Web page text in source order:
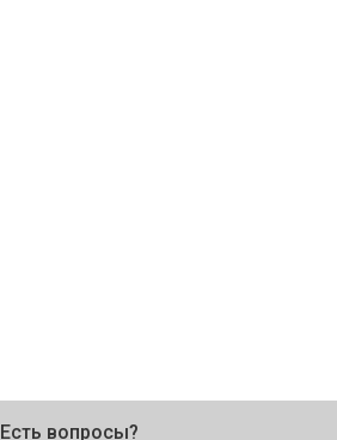
Есть вопросы?